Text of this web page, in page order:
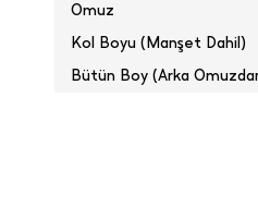
Omuz
Kol Boyu (Manşet Dahil)
Bütün Boy (Arka